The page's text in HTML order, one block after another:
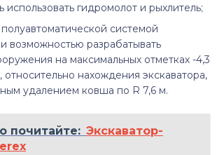
использовать гидромолот и рыхлитель;
системой
возможностью разрабатывать
на максимальных отметках -4,3
относительно нахождения экскаватора,
удалением ковша по R 7,6 м.
почитайте: Экскаватор-